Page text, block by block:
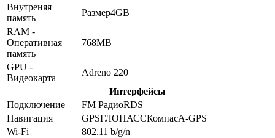
Внутреняя
память
Размер4GB
RAM -
Оперативная
память
768MB
GPU -
Видеокарта
Adreno 220
Интерфейсы
Подключение
FM РадиоRDS
Навигация
GPSГЛОНАССКомпасA-GPS
Wi-Fi
802.11 b/g/n